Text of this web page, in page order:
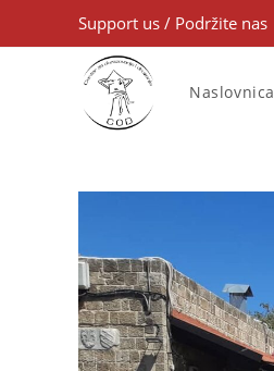
Support us / Podržite nas
Naslovnica